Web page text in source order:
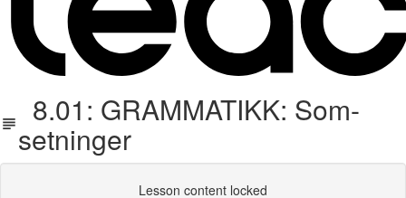
8.01: GRAMMATIKK: Som-
setninger
Lesson content locked